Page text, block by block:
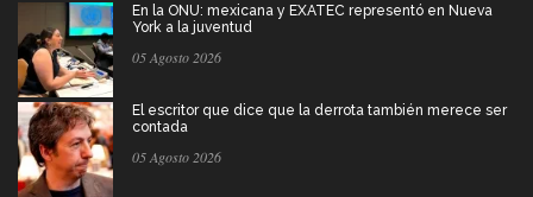
En la ONU: mexicana y EXATEC representó en Nueva
York a la juventud
05 Agosto 2026
El escritor que dice que la derrota también merece ser
contada
05 Agosto 2026